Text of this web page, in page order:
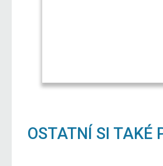
OSTATNÍ SI TAKÉ